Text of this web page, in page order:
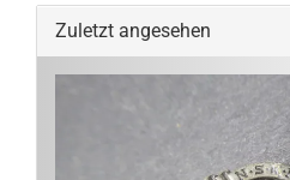
Zuletzt angesehen